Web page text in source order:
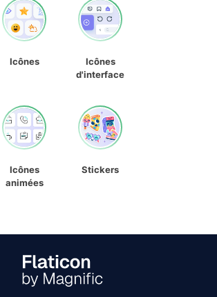
Icônes
Icônes
d'interface
Icônes
animées
Stickers